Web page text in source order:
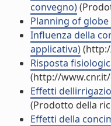
convegno)
Planning of
Influenza della
applicativa)
Risposta
(http://
Effetti
(Prodotto della
Effetti della